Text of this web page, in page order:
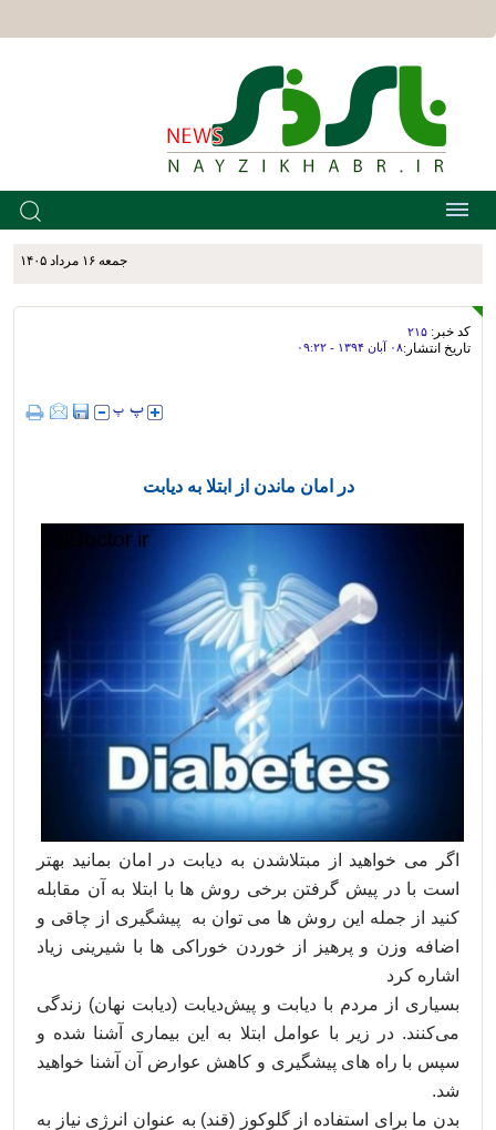
جمعه ۱۶ مرداد ۱۴۰۵
کد خبر: ۲۱۵
تاریخ انتشار:۰۸ آبان ۱۳۹۴ - ۰۹:۲۲
در امان ماندن از ابتلا به دیابت
اگر می خواهید از مبتلاشدن به دیابت در امان بمانید بهتر
است با در پیش گرفتن برخی روش ها با ابتلا به آن مقابله
کنید از جمله این روش ها می توان به پیشگیری از چاقی و
اضافه وزن و پرهیز از خوردن خوراکی ها با شیرینی زیاد
اشاره کرد
بسیاری از مردم با دیابت و پیش‌دیابت (دیابت نهان) زندگی
می‌کنند. در زیر با عوامل ابتلا به این بیماری آشنا شده و
سپس با راه های پیشگیری و کاهش عوارض آن آشنا خواهید
شد.
بدن ما برای استفاده از گلوکوز (قند) به عنوان انرژی نیاز به